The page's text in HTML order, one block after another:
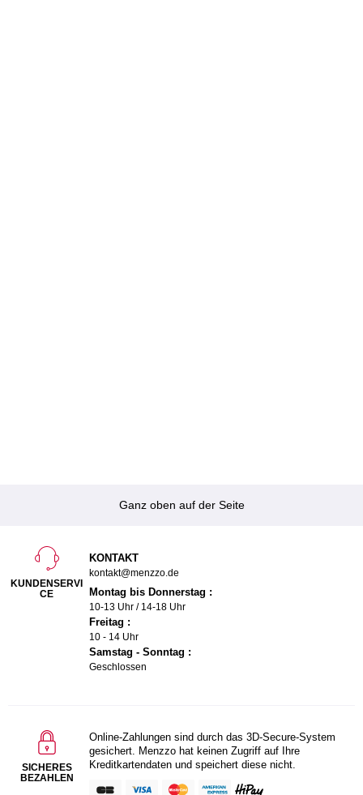
Ganz oben auf der Seite
KUNDENSERVI
CE
KONTAKT
kontakt@menzzo.de
Montag bis Donnerstag :
10-13 Uhr / 14-18 Uhr
Freitag :
10 - 14 Uhr
Samstag - Sonntag :
Geschlossen
SICHERES
BEZAHLEN
Online-Zahlungen sind durch das 3D-Secure-System
gesichert. Menzzo hat keinen Zugriff auf Ihre
Kreditkartendaten und speichert diese nicht.